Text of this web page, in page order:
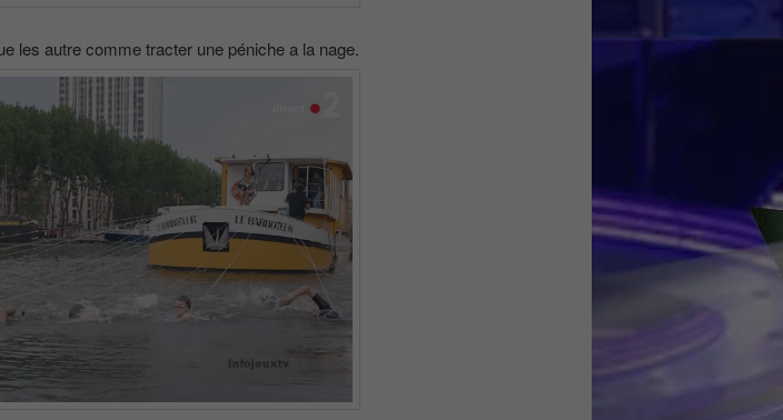
les autre comme tracter une péniche a la nage.